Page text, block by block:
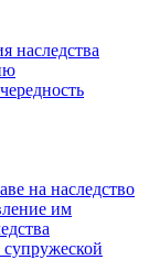
наследства
на наследство
им